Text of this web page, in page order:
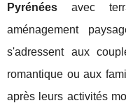
Pyrénées avec
aménagement
s'adressent aux
romantique ou aux
après leurs activités